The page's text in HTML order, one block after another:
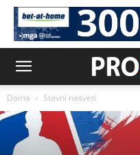
Doma Stavni nasveti